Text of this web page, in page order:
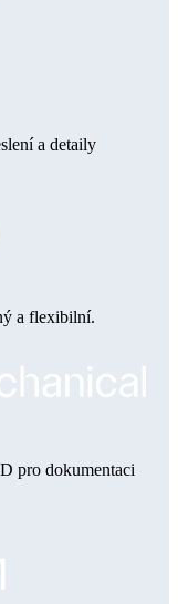
a detaily
a flexibilní.
pro dokumentaci